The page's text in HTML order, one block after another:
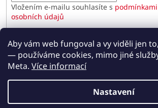
Aby vám web fungoval a vy viděli jen
— používáme cookies, mimo jiné
Meta. Více informací
Nastavení
Vložením e-mailu souhlasíte s
osobních údajů
PŘIHLÁSIT SE